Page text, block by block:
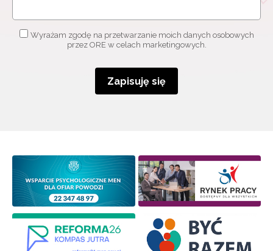
Wyrażam zgodę na przetwarzanie moich danych osobowych
przez ORE w celach marketingowych.
Zapisuję się